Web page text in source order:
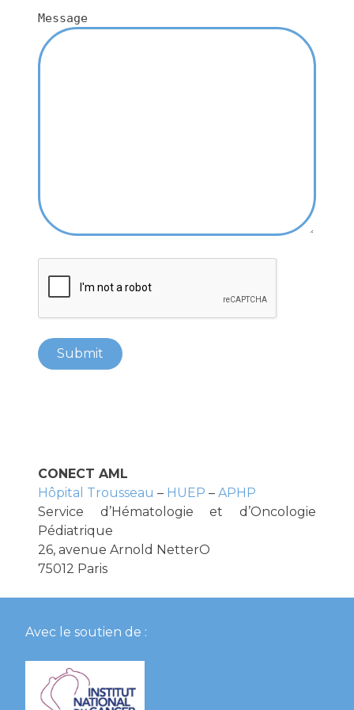
Message
CONECT AML
Hôpital Trousseau – HUEP – APHP
Service d’Hématologie et d’Oncologie
Pédiatrique
26, avenue Arnold NetterO
75012 Paris
Avec le soutien de :